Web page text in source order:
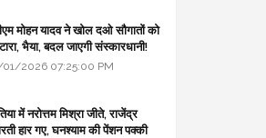
मोहन यादव ने खोल दओ सौगातों को
भैया, बदल जाएगी संस्कारधानी!
2026 07:25:00 PM
में नरोत्तम मिश्रा जीते, राजेंद्र
हार गए, घनश्याम की पेंशन पक्की